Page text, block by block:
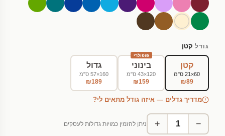
גודל קטן
קטן
60×21 ס"מ
₪89
פופולרי
בינוני
120×43 ס"מ
₪159
גדול
160×57 ס"מ
₪189
מדריך גדלים — איזה גודל מתאים לי?
−
+ ניתן להזמין כמויות גדולות לעסקים